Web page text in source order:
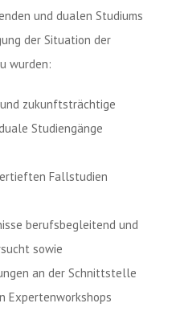
und dualen Studiums
der Situation der
wurden:
zukunftsträchtige
Studiengänge
Fallstudien
berufsbegleitend und
sowie
an der Schnittstelle
Expertenworkshops